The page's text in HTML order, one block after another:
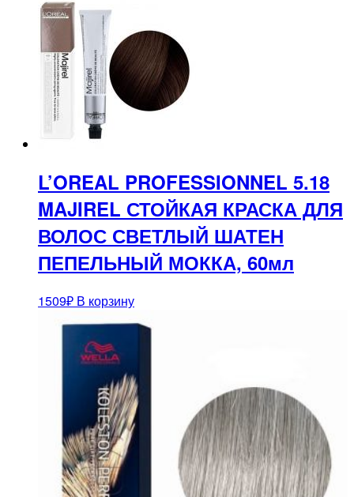
L’OREAL PROFESSIONNEL 5.18
MAJIREL СТОЙКАЯ КРАСКА ДЛЯ
ВОЛОС СВЕТЛЫЙ ШАТЕН
ПЕПЕЛЬНЫЙ МОККА, 60мл
1509₽ В корзину